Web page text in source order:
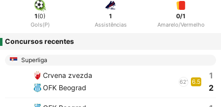
1(0)
Gols(P)
1
Assistências
0/1
Amarelo/Vermelho
Concursos recentes
Superliga
Crvena zvezda
OFK Beograd
62' 6.5
1
2